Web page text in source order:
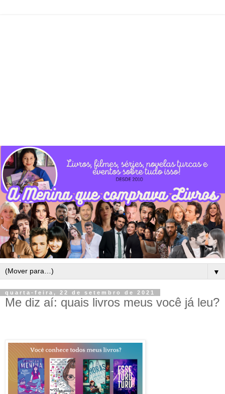
▼
quarta-feira, 22 de setembro de 2021
Me diz aí: quais livros meus você já leu?